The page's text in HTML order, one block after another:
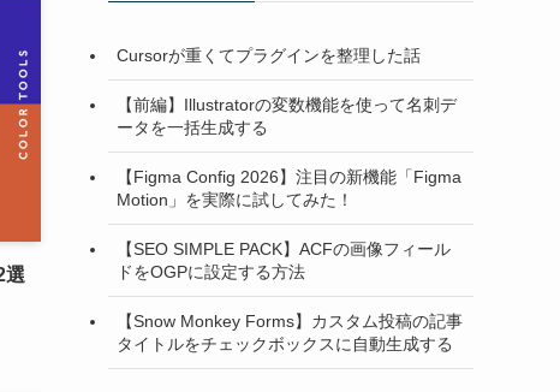
選
Cursorが重くてプラグインを整理した話
【前編】Illustratorの変数機能を使って名刺デ
ータを一括生成する
【Figma Config 2026】注目の新機能「Figma
Motion」を実際に試してみた！
【SEO SIMPLE PACK】ACFの画像フィール
ドをOGPに設定する方法
【Snow Monkey Forms】カスタム投稿の記事
タイトルをチェックボックスに自動生成する